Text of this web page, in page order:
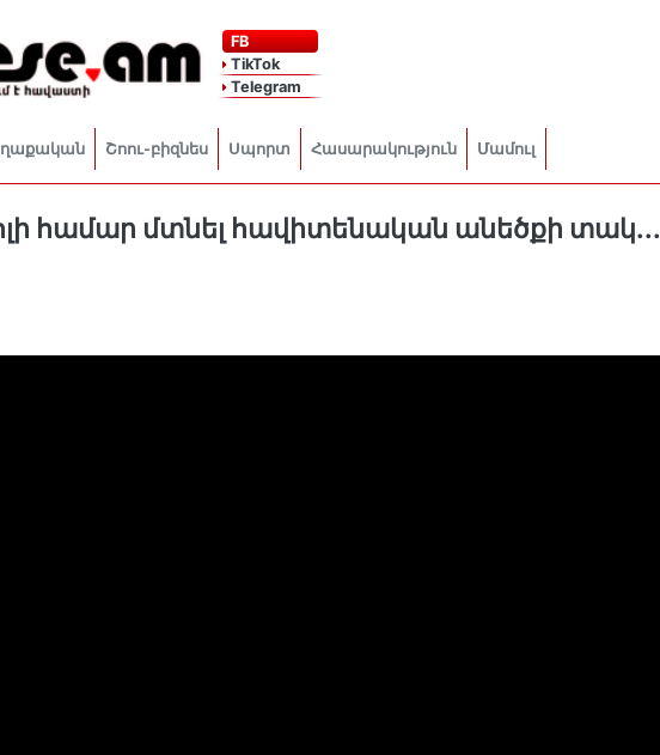
FB
TikTok
Telegram
Շոու-բիզնես Սպորտ Հասարակություն Մամուլ
համար մտնել հավիտենական անեծքի տակ․․․